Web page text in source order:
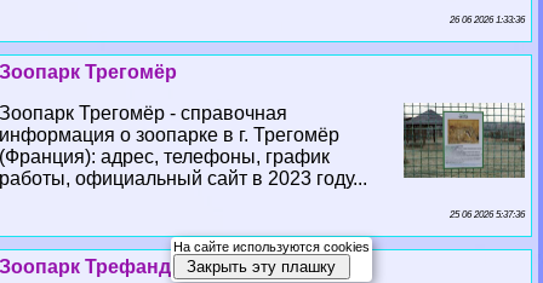
26 06 2026 1:33:36
Зоопарк Трегомёр
Зоопарк Трегомёр - справочная
информация о зоопарке в г. Трегомёр
(Франция): адрес, телефоны, график
работы, официальный сайт в 2023 году...
25 06 2026 5:37:36
Зоопарк Трефандель
На сайте используются cookies
Закрыть эту плашку